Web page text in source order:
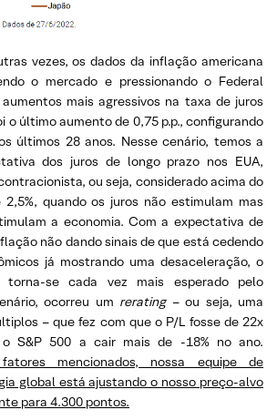
vezes, os dados da inflação americana
o mercado e pressionando o Federal
mais agressivos na taxa de juros
o último aumento de 0,75 p.p., configurando
últimos 28 anos. Nesse cenário, temos a
dos juros de longo prazo nos EUA,
ou seja, considerado acima do
quando os juros não estimulam mas
a economia. Com a expectativa de
não dando sinais de que está cedendo
já mostrando uma desaceleração, o
torna-se cada vez mais esperado pelo
ocorreu um rerating– ou seja, uma
– que fez com que o P/L fosse de 22x
S&P 500 a cair mais de -18% no ano.
mencionados, nossa equipe de
global está ajustando o nosso preço-alvo
para 4.300 pontos.